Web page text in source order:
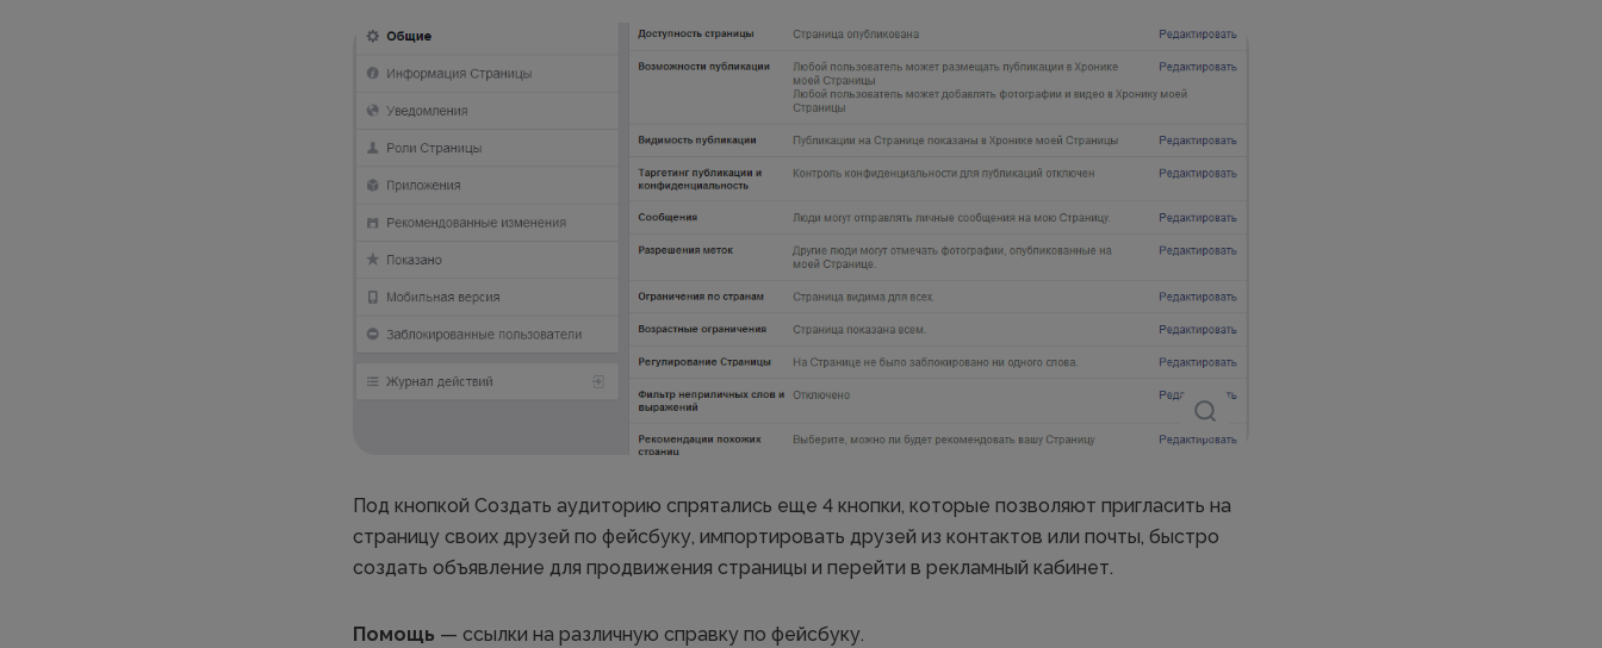
Под кнопкой Создать аудиторию спрятались еще 4 кнопки, которые позволяют пригласить на
страницу своих друзей по фейсбуку, импортировать друзей из контактов или почты, быстро
создать объявление для продвижения страницы и перейти в рекламный кабинет.
Помощь — ссылки на различную справку по фейсбуку.